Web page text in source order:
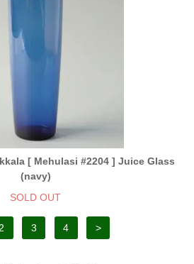
[ Mehulasi #2204 ] Juice Glass
(navy)
SOLD OUT
2 3 4 >